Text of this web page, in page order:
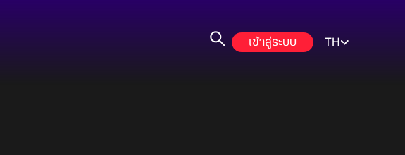
เข้าสู่ระบบ TH